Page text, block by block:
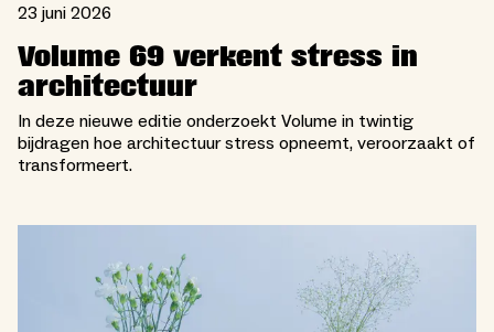
23 juni 2026
Volume 69 verkent stress in
architectuur
In deze nieuwe editie onderzoekt Volume in twintig
bijdragen hoe architectuur stress opneemt, veroorzaakt of
transformeert.